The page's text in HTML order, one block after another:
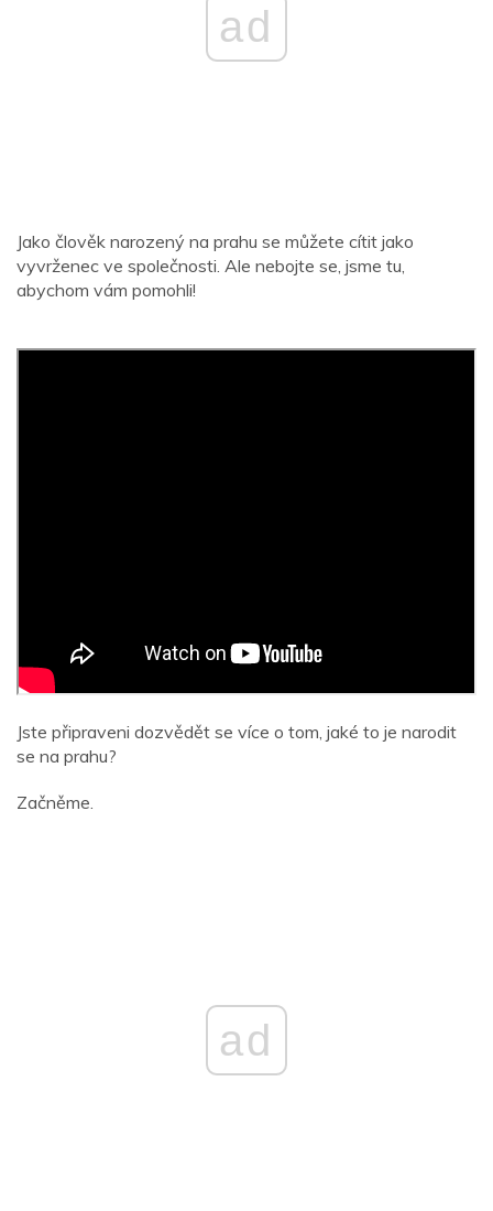
ad
Jako člověk narozený na prahu se můžete cítit jako
vyvrženec ve společnosti. Ale nebojte se, jsme tu,
abychom vám pomohli!
Jste připraveni dozvědět se více o tom, jaké to je narodit
se na prahu?
Začněme.
ad